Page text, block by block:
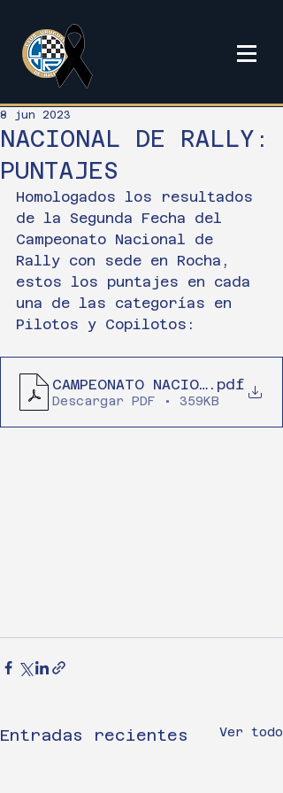
NACIONAL DE RALLY:
PUNTAJES
8 jun 2023
Homologados los resultados
de la Segunda Fecha del
Campeonato Nacional de
Rally con sede en Rocha,
estos los puntajes en cada
una de las categorías en
Pilotos y Copilotos:
CAMPEONATO NACIONAL CUR
.pdf
Descargar PDF • 359KB
Entradas recientes Ver todo